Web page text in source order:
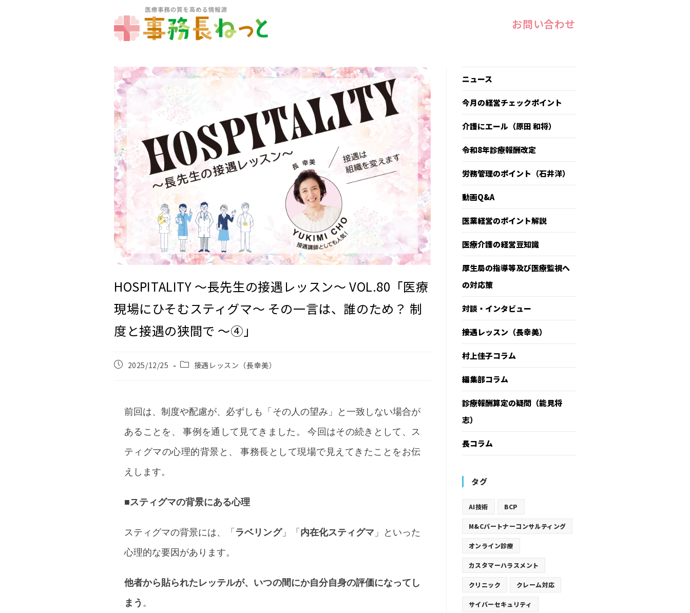
お問い合わせ
HOSPITALITY 〜長先生の接遇レッスン〜 VOL.80「医療
現場にひそむスティグマ～ その一言は、誰のため？ 制
度と接遇の狭間で ～④」
2025/12/25 接遇レッスン（長幸美）
前回は、制度や配慮が、必ずしも「その人の望み」と一致しない場合が
あることを、 事例を通して見てきました。 今回はその続きとして、ス
ティグマの心理的背景と、 事務長として現場で見えてきたことをお伝
えします。
■スティグマの背景にある心理
スティグマの背景には、「ラベリング」「内在化スティグマ 」といった
心理的な要因があります。
他者から貼られたレッテルが、いつの間にか自分自身の評価になってし
まう 。
ニュース
今月の経営チェックポイント
介護にエール（原田 和将）
令和8年診療報酬改定
労務管理のポイント（石井洋）
動画Q&A
医業経営のポイント解説
医療介護の経営豆知識
厚生局の指導等及び医療監視へ
の対応策
対談・インタビュー
接遇レッスン（長幸美）
村上佳子コラム
編集部コラム
診療報酬算定の疑問（能見将
志）
長コラム
タグ
AI技術 BCP
M&Cパートナーコンサルティング
オンライン診療
カスタマーハラスメント
クリニック クレーム対応
サイバーセキュリティ